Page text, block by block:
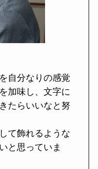
自分なりの感覚
加味し、文字に
たらいいなと努
て飾れるような
と思っていま